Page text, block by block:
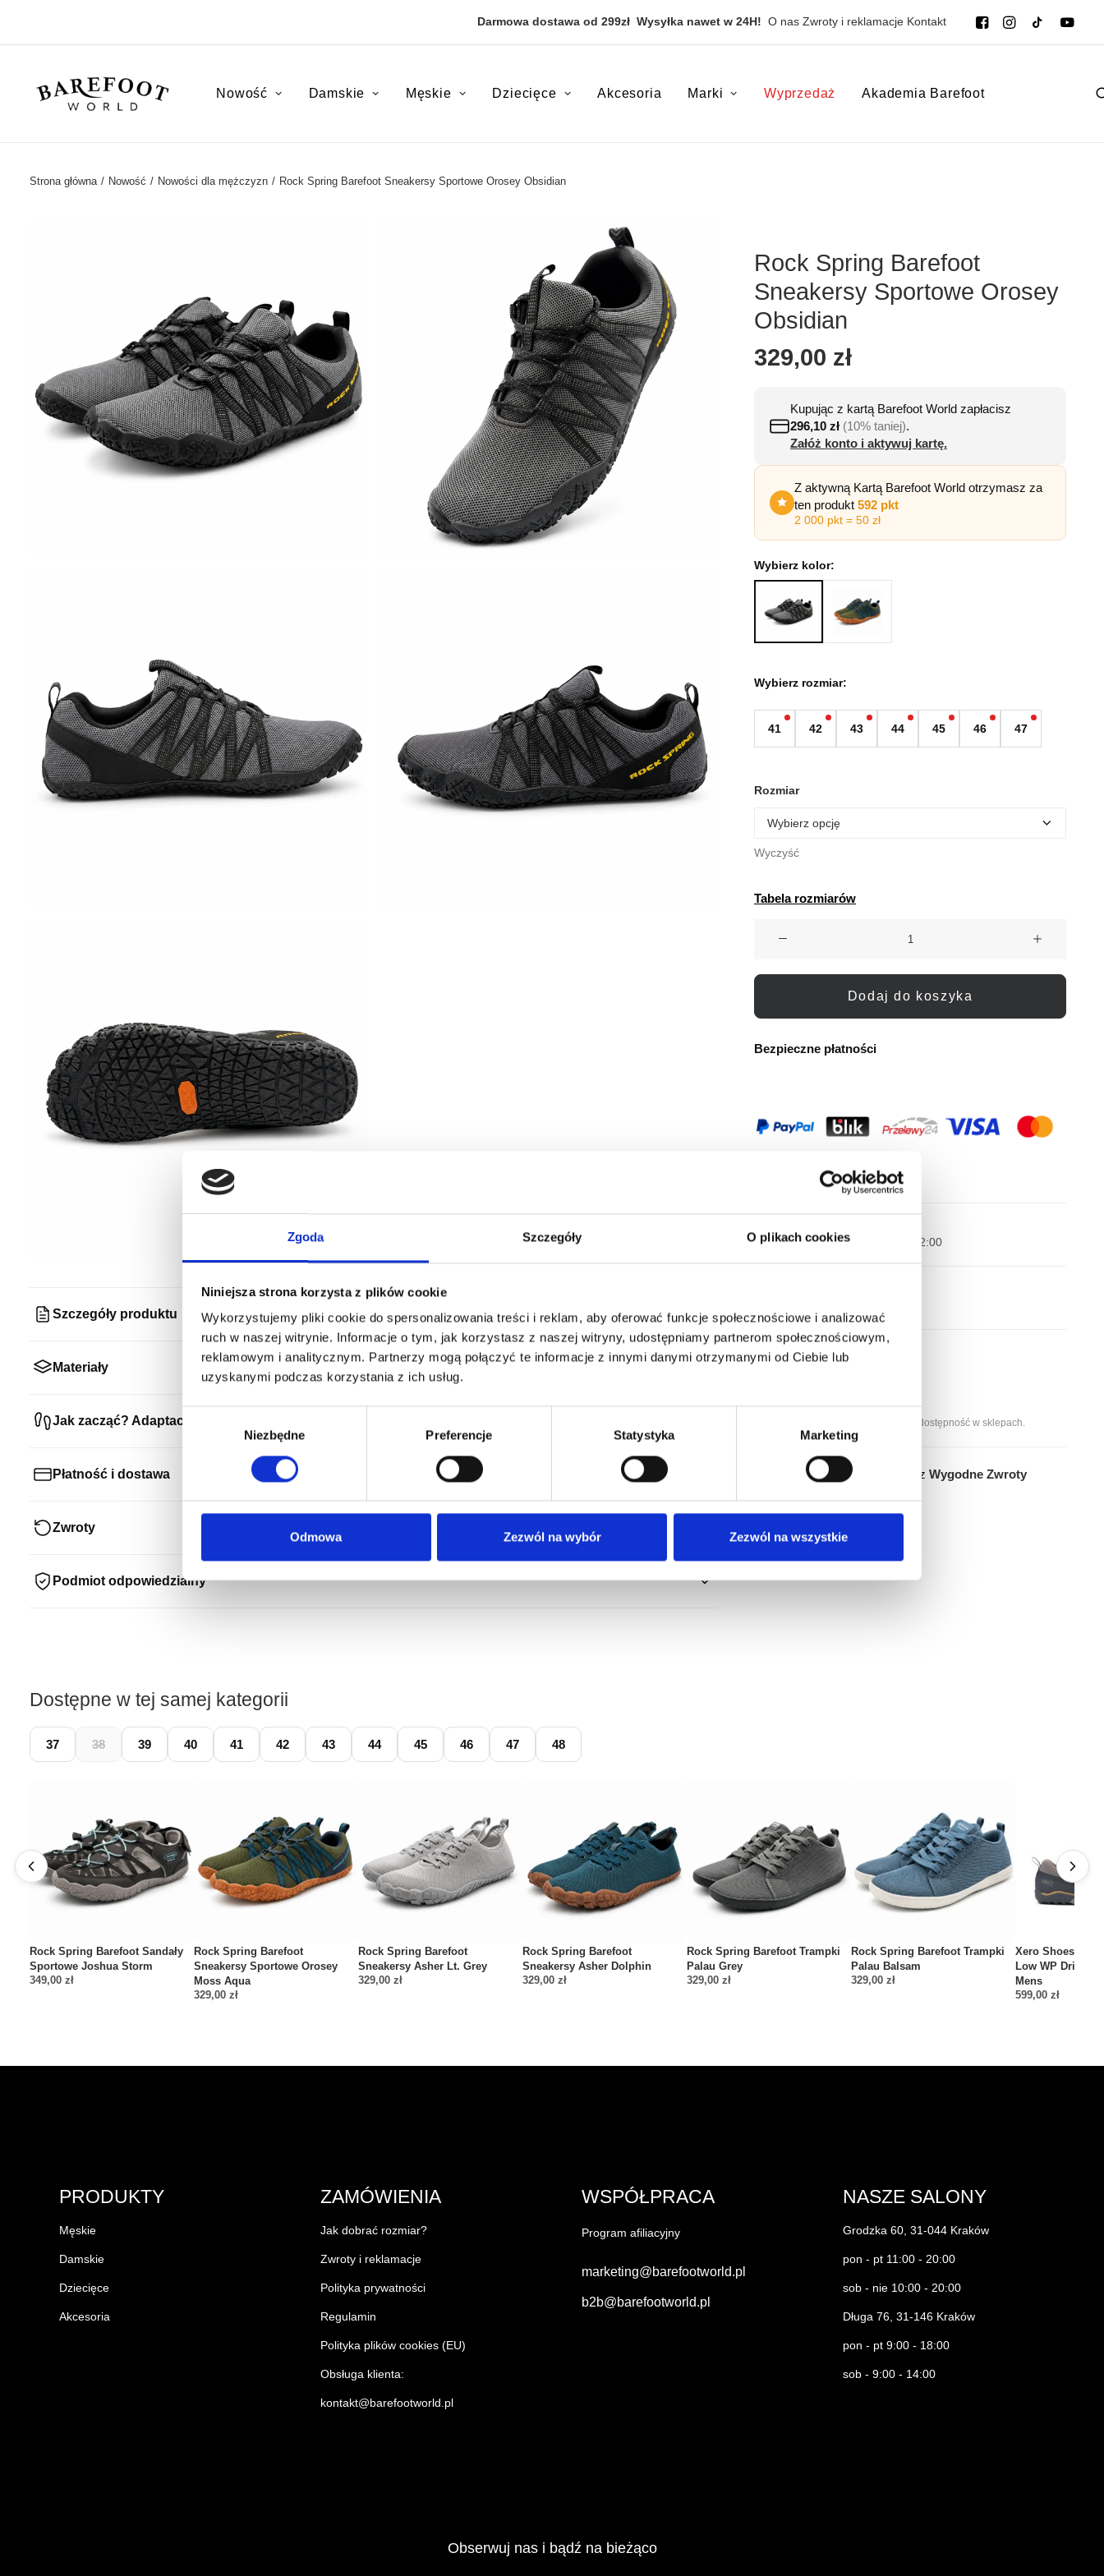
Zgoda Szczegóły O plikach cookies
Niniejsza strona korzysta z plików cookie
Wykorzystujemy pliki cookie do spersonalizowania treści i reklam, aby oferować funkcje społecznościowe i analizować
ruch w naszej witrynie. Informacje o tym, jak korzystasz z naszej witryny, udostępniamy partnerom społecznościowym,
reklamowym i analitycznym. Partnerzy mogą połączyć te informacje z innymi danymi otrzymanymi od Ciebie lub
uzyskanymi podczas korzystania z ich usług.
Wybór
Niezbędne Preferencje Statystyka Marketing
Odmowa Zezwól na wybór Zezwól na wszystkie
Darmowa dostawa od 299zł Wysyłka nawet w 24H! O nas Zwroty i reklamacje Kontakt
Nowość Damskie Męskie Dziecięce Akcesoria Marki Wyprzedaż Akademia Barefoot
Strona główna Nowość Nowości dla mężczyzn Rock Spring Barefoot Sneakersy Sportowe Orosey Obsidian
Szczegóły produktu
Materiały
Jak zacząć? Adaptacja
Płatność i dostawa
Zwroty
Podmiot odpowiedzialny
Rock Spring Barefoot
Sneakersy Sportowe Orosey
Obsidian
329,00 zł
Kupując z kartą Barefoot World zapłacisz
296,10 zł (10% taniej).
Załóż konto i aktywuj kartę.
Z aktywną Kartą Barefoot World otrzymasz za
ten produkt 592 pkt
2 000 pkt = 50 zł
Wybierz kolor:
Wybierz rozmiar:
41 42 43 44 45 46 47
Rozmiar
Wyczyść
Tabela rozmiarów
Orosey
Dodaj do koszyka
Bezpieczne płatności
Zamów w ciągu do 12:00
Dostępne stacjonarnie:
Wybierz rozmiar, aby sprawdzić dostępność w sklepach.
Łatwy zwrot do 14 dni przez Wygodne Zwroty
Dostępne w tej samej kategorii
37 38 39 40 41 42 43 44 45 46 47 48
Rock Spring Barefoot Sandały
Sportowe Joshua Storm
349,00 zł
Rock Spring Barefoot
Sneakersy Sportowe Orosey
Moss Aqua
329,00 zł
Rock Spring Barefoot
Sneakersy Asher Lt. Grey
329,00 zł
Rock Spring Barefoot
Sneakersy Asher Dolphin
329,00 zł
Rock Spring Barefoot Trampki
Palau Grey
329,00 zł
Rock Spring Barefoot Trampki
Palau Balsam
329,00 zł
Xero Shoes
Low WP
Mens
599,00 zł
PRODUKTY
Męskie
Damskie
Dziecięce
Akcesoria
ZAMÓWIENIA
Jak dobrać rozmiar?
Zwroty i reklamacje
Polityka prywatności
Regulamin
Polityka plików cookies (EU)
Obsługa klienta:
kontakt@barefootworld.pl
WSPÓŁPRACA
Program afiliacyjny
marketing@barefootworld.pl
b2b@barefootworld.pl
NASZE SALONY
Grodzka 60, 31-044 Kraków
pon - pt 11:00 - 20:00
sob - nie 10:00 - 20:00
Długa 76, 31-146 Kraków
pon - pt 9:00 - 18:00
sob - 9:00 - 14:00
Obserwuj nas i bądź na bieżąco